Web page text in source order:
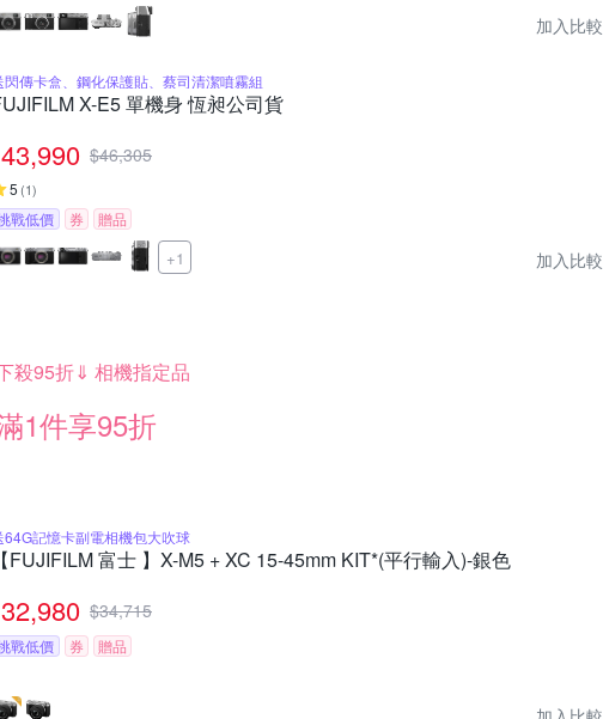
加入比較
閃傳卡盒、鋼化保護貼、蔡司清潔噴霧組
X-E5 單機身 恆昶公司貨
43,990 $46,305
5 (1)
戰低價 券 贈品
+1 加入比較
殺95折⇓ 相機指定品
1件享95折
64G記憶卡副電相機包大吹球
FUJIFILM 富士 】X-M5 + XC 15-45mm KIT*(平行輸入)-銀色
32,980 $34,715
戰低價 券 贈品